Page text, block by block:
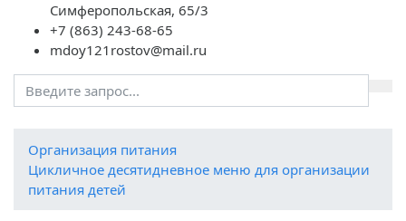
Симферопольская, 65/3
+7 (863) 243-68-65
mdoy121rostov@mail.ru
Организация питания
Цикличное десятидневное меню для организации
питания детей